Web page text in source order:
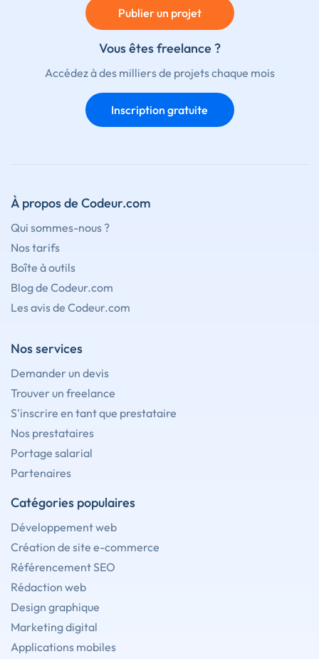
Publier un projet
Vous êtes freelance ?
Accédez à des milliers de projets chaque mois
Inscription gratuite
À propos de Codeur.com
Qui sommes-nous ?
Nos tarifs
Boîte à outils
Blog de Codeur.com
Les avis de Codeur.com
Nos services
Demander un devis
Trouver un freelance
S'inscrire en tant que prestataire
Nos prestataires
Portage salarial
Partenaires
Catégories populaires
Développement web
Création de site e-commerce
Référencement SEO
Rédaction web
Design graphique
Marketing digital
Applications mobiles